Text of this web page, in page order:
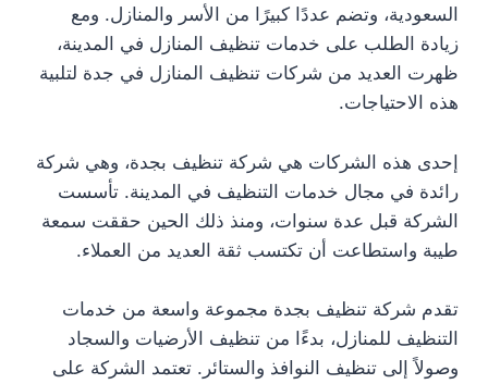
السعودية، وتضم عددًا كبيرًا من الأسر والمنازل. ومع
زيادة الطلب على خدمات تنظيف المنازل في المدينة،
ظهرت العديد من شركات تنظيف المنازل في جدة لتلبية
هذه الاحتياجات.
إحدى هذه الشركات هي شركة تنظيف بجدة، وهي شركة
رائدة في مجال خدمات التنظيف في المدينة. تأسست
الشركة قبل عدة سنوات، ومنذ ذلك الحين حققت سمعة
طيبة واستطاعت أن تكتسب ثقة العديد من العملاء.
تقدم شركة تنظيف بجدة مجموعة واسعة من خدمات
التنظيف للمنازل، بدءًا من تنظيف الأرضيات والسجاد
وصولاً إلى تنظيف النوافذ والستائر. تعتمد الشركة على